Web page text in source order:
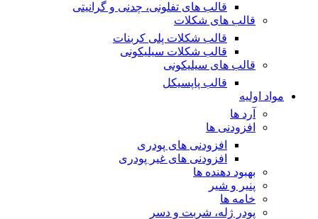
قالب های تفلونی، چدنی و گرانیتی
قالب های شکلات
قالب شکلات پلی کربنات
قالب شکلات سیلیکونی
قالب های سیلیکونی
قالب پاپسیکل
مواد اولیه
آرد ها
افزودنی ها
افزودنی های پودری
افزودنی های غیر پودری
بهبود دهنده ها
پنیر و شیر
خامه ها
پودر ژله، شربت و دسر